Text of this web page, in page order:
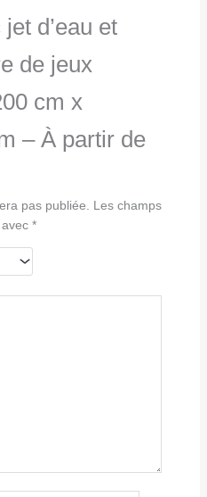
d’eau et
de jeux
cm x
– À partir de
pas publiée.
Les champs
*